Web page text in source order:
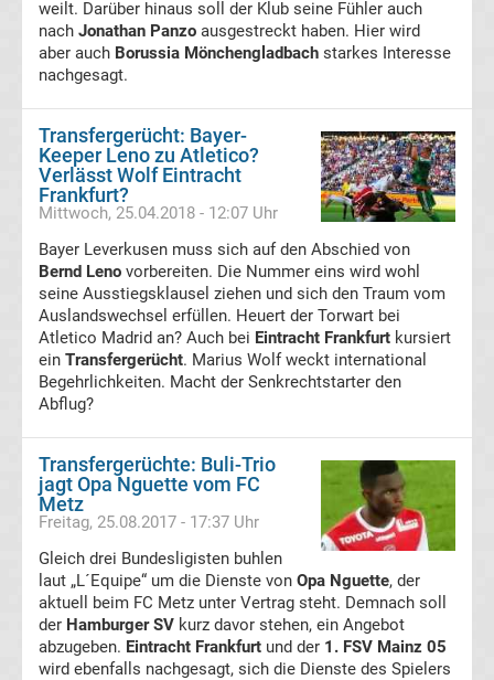
Transfergerüchte
FC
Erzgebirge
Aue
Transfergerüchte
FC
Hansa
Rostock
Transfergerüchte
St.
Pauli
weilt. Darüber hinaus soll der Klub seine Fühler auch
nach Jonathan Panzo ausgestreckt haben. Hier wird
aber auch Borussia Mönchengladbach starkes Interesse
nachgesagt.
Transfergerücht: Bayer-
Keeper Leno zu Atletico?
Verlässt Wolf Eintracht
Frankfurt?
Mittwoch, 25.04.2018 - 12:07 Uhr
Bayer Leverkusen muss sich auf den Abschied von
Bernd Leno vorbereiten. Die Nummer eins wird wohl
seine Ausstiegsklausel ziehen und sich den Traum vom
Auslandswechsel erfüllen. Heuert der Torwart bei
Atletico Madrid an? Auch bei Eintracht Frankfurt kursiert
ein Transfergerücht. Marius Wolf weckt international
Begehrlichkeiten. Macht der Senkrechtstarter den
Abflug?
Transfergerüchte: Buli-Trio
jagt Opa Nguette vom FC
Metz
Freitag, 25.08.2017 - 17:37 Uhr
Gleich drei Bundesligisten buhlen
laut „L´Equipe“ um die Dienste von Opa Nguette, der
aktuell beim FC Metz unter Vertrag steht. Demnach soll
der Hamburger SV kurz davor stehen, ein Angebot
abzugeben. Eintracht Frankfurt und der 1. FSV Mainz 05
wird ebenfalls nachgesagt, sich die Dienste des Spielers